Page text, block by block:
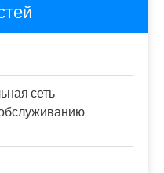
сеть